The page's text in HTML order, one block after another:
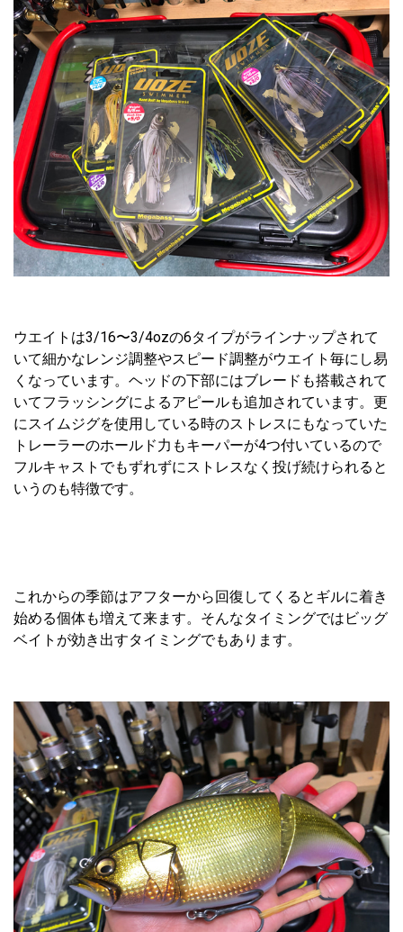
ウエイトは3/16〜3/4ozの6タイプがラインナップされて
いて細かなレンジ調整やスピード調整がウエイト毎にし易
くなっています。ヘッドの下部にはブレードも搭載されて
いてフラッシングによるアピールも追加されています。更
にスイムジグを使用している時のストレスにもなっていた
トレーラーのホールド力もキーパーが4つ付いているので
フルキャストでもずれずにストレスなく投げ続けられると
いうのも特徴です。
これからの季節はアフターから回復してくるとギルに着き
始める個体も増えて来ます。そんなタイミングではビッグ
ベイトが効き出すタイミングでもあります。